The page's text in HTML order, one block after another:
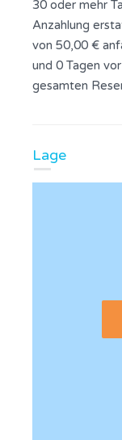
30 oder mehr
Anzahlung
von 50,00 €
und 0 Tagen
gesamten
Lage